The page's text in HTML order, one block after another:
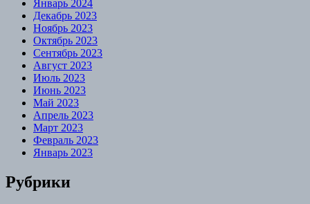
Январь 2024
Декабрь 2023
Ноябрь 2023
Октябрь 2023
Сентябрь 2023
Август 2023
Июль 2023
Июнь 2023
Май 2023
Апрель 2023
Март 2023
Февраль 2023
Январь 2023
Рубрики